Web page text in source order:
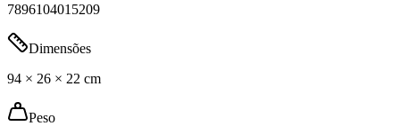
7896104015209
Dimensões
94 × 26 × 22 cm
Peso